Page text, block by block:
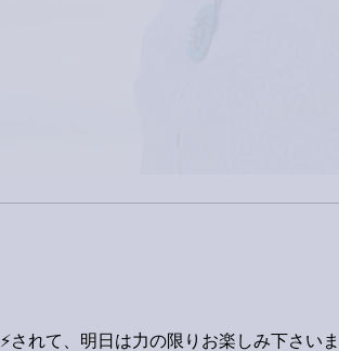
れて、明日は力の限りお楽しみ下さい